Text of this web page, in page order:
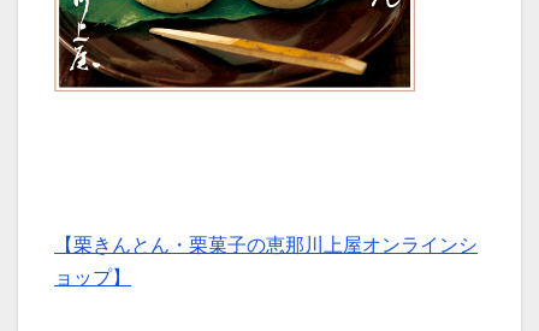
【栗きんとん・栗菓子の恵那川上屋オンラインシ
ョップ】